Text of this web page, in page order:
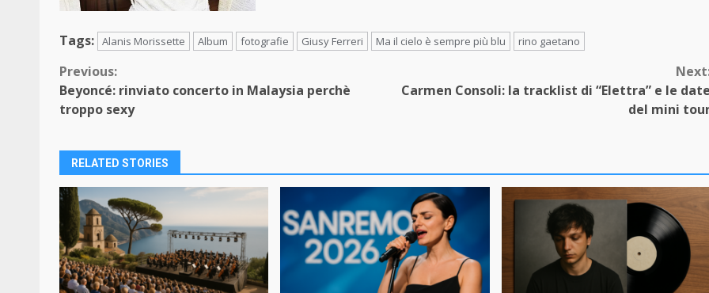
Tags: Alanis Morissette Album fotografie Giusy Ferreri Ma il cielo è sempre più blu rino gaetano
Continue
Reading
Previous:
Beyoncé: rinviato concerto in Malaysia perchè
troppo sexy
Carmen Consoli: la tracklist di “Elettra” e le
del mini
RELATED STORIES